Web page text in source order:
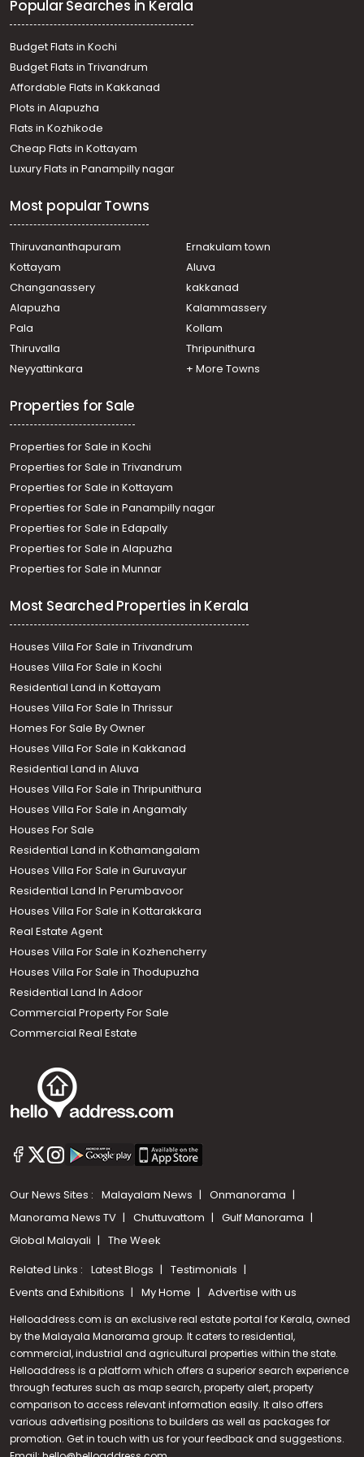
Call us
+91 9747 000 857
Chembukkavu
Commercial Land for Sale in Thrissur, Thrissur, Thrissur
town
Commercial Land for Sale in Thrissur, Thrissur, Kuriachira
Commercial Land for Sale in Thrissur, Thrissur, Thrissur
town
Commercial Land for Sale in Thrissur, Thrissur,
Paravathani
Commercial Land for Sale in Thrissur, Thrissur, Palakkal
Commercial Land for Sale in Thrissur, Thrissur, East Fort
Popular Searches in Kerala
Budget Flats in Kochi
Budget Flats in Trivandrum
Affordable Flats in Kakkanad
Plots in Alapuzha
Flats in Kozhikode
Cheap Flats in Kottayam
Luxury Flats in Panampilly nagar
Most popular Towns
Thiruvananthapuram
Ernakulam town
Kottayam
Aluva
Changanassery
kakkanad
Alapuzha
Kalammassery
Pala
Kollam
Thiruvalla
Thripunithura
Neyyattinkara
+ More Towns
Properties for Sale
Properties for Sale in Kochi
Properties for Sale in Trivandrum
Properties for Sale in Kottayam
Properties for Sale in Panampilly nagar
Properties for Sale in Edapally
Properties for Sale in Alapuzha
Properties for Sale in Munnar
Most Searched Properties in Kerala
Houses Villa For Sale in Trivandrum
Houses Villa For Sale in Kochi
Residential Land in Kottayam
Houses Villa For Sale In Thrissur
Homes For Sale By Owner
Houses Villa For Sale in Kakkanad
Residential Land in Aluva
Houses Villa For Sale in Thripunithura
Houses Villa For Sale in Angamaly
Houses For Sale
Residential Land in Kothamangalam
Houses Villa For Sale in Guruvayur
Residential Land In Perumbavoor
Houses Villa For Sale in Kottarakkara
Real Estate Agent
Houses Villa For Sale in Kozhencherry
Houses Villa For Sale in Thodupuzha
Residential Land In Adoor
Commercial Property For Sale
Commercial Real Estate
Our News Sites : Malayalam News
Onmanorama
Manorama News TV
Chuttuvattom
Gulf Manorama
Global Malayali
The Week
Related Links : Latest Blogs
Testimonials
Events and Exhibitions
My Home Advertise with us
Helloaddress.com is an exclusive real estate portal for Kerala, owned
by the Malayala Manorama group. It caters to residential,
commercial, industrial and agricultural properties within the state.
Helloaddress is a platform which offers a superior search experience
through features such as map search, property alert, property
comparison to access relevant information easily. It also offers
various advertising positions to builders as well as packages for
promotion. Get in touch with us for your feedback and suggestions.